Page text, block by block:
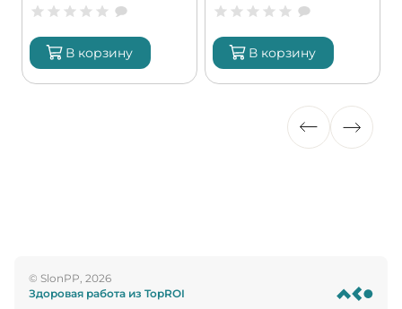
В корзину В корзину
© SlonPP, 2026
Здоровая работа из TopROI